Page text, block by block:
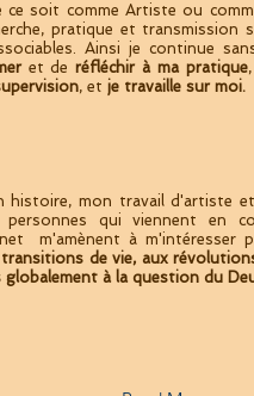
ce soit comme Artiste ou
pratique et transmission
Ainsi je continue
et deréfléchir à ma pratique
, et je travaille sur moi.
histoire, mon travail d'artiste et
personnes qui viennent en
m'amènent à m'intéresser
de vie, aux
globalement à la question du